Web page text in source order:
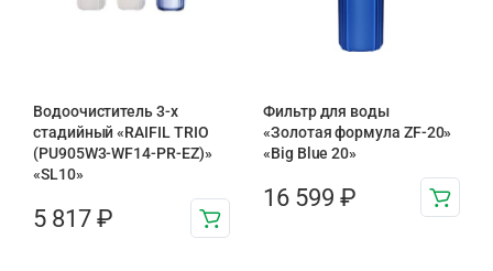
Водоочиститель 3-х
стадийный «RAIFIL TRIO
(PU905W3-WF14-PR-EZ)»
«SL10»
5 817 ₽
Фильтр для воды
«Золотая формула ZF-20»
«Big Blue 20»
16 599 ₽